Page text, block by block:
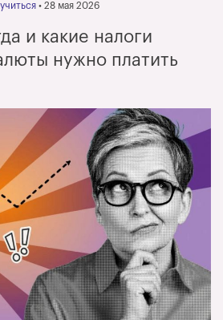
• 28 мая 2026
и какие налоги
нужно платить